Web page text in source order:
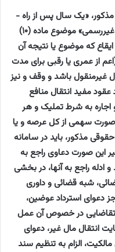
وی افزود: همچنین طبق ماده یک قانون مذکور، «یک سال پس از راه ­
اندازی رسمی «سامانه ساماندهی اسناد غیررسمی» موضوع ماده (۱۰)
که موضوع یا نتیجه آن‌
از عمری یا رقبی برای مدت
غیرمنقول ­باشد و وقف و نیز
مفید انتقال منافع
اجاره به شرط تملیک و هر
سهمی از کل عرصه و یا
مذکور، باید در سامانه
این صورت دعاوی راجع به
راجع به آنها، در بخشی
شبه قضائی و داوری
دعوای استرداد عوضین،
تقاضایی در خصوص آن عمل
انتقال مال غیر، دعوای
الزام به تنظیم سند